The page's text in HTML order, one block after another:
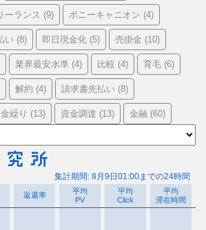
ーランス (9) ポニーキャニオン (4)
い (8) 即日現金化 (5) 売掛金 (10)
業界最安水準 (4) 比較 (4) 育毛 (6)
解約 (4) 請求書先払い (8)
繰り (13) 資金調達 (13) 金融 (60)